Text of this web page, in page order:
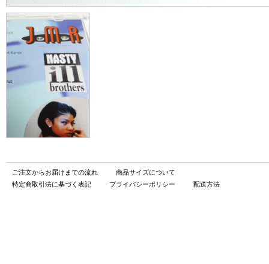
ご注文からお届けまでの流れ
商品サイズについて
特定商取引法に基づく表記
プライバシーポリシー 配送方法